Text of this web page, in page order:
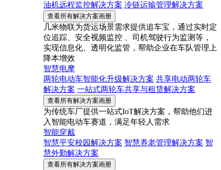
油机远程监控解决方案 冷链运输管理解决方案
查看所有解决方案画册
几米物联为货运场景需求提供追车宝，通过实时定
位追踪、安全视频监控 、司机驾驶行为监测等，
实现信息化、透明化监管，帮助企业在车队管理上
降本增效
智慧电摩
两轮电动车智能化升级解决方案 共享电动两轮车
解决方案 一站式两轮车共享与租赁解决方案
查看所有解决方案画册
为传统车厂提供一站式IoT解决方案，帮助他们进
入智能电动车赛道，满足年轻人需求
智能穿戴
智慧平安校园解决方案 智慧养老管理解决方案 智
慧外勤解决方案
查看所有解决方案画册